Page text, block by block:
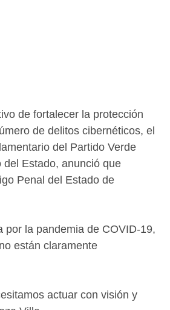
de fortalecer la protección
de delitos cibernéticos, el
del Partido Verde
Estado, anunció que
Penal del Estado de
por la pandemia de COVID-19,
están claramente
actuar con visión y